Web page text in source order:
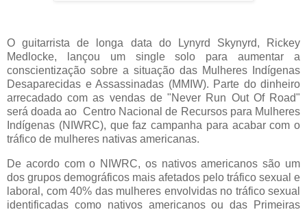
O guitarrista de longa data do Lynyrd Skynyrd, Rickey
Medlocke, lançou um single solo para aumentar a
conscientização sobre a situação das Mulheres Indígenas
Desaparecidas e Assassinadas (MMIW). Parte do dinheiro
arrecadado com as vendas de "Never Run Out Of Road"
será doada ao Centro Nacional de Recursos para Mulheres
Indígenas (NIWRC), que faz campanha para acabar com o
tráfico de mulheres nativas americanas.
De acordo com o NIWRC, os nativos americanos são um
dos grupos demográficos mais afetados pelo tráfico sexual e
laboral, com 40% das mulheres envolvidas no tráfico sexual
identificadas como nativos americanos ou das Primeiras